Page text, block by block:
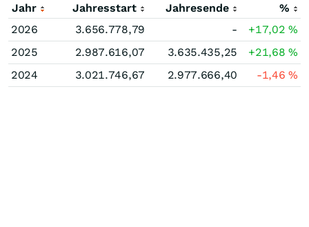
Jahr Jahresstart Jahresende
%
2026
3.656.778,79 - +17,02%
2025
2.987.616,07 3.635.435,25 +21,68%
2024
3.021.746,67 2.977.666,40 -1,46%